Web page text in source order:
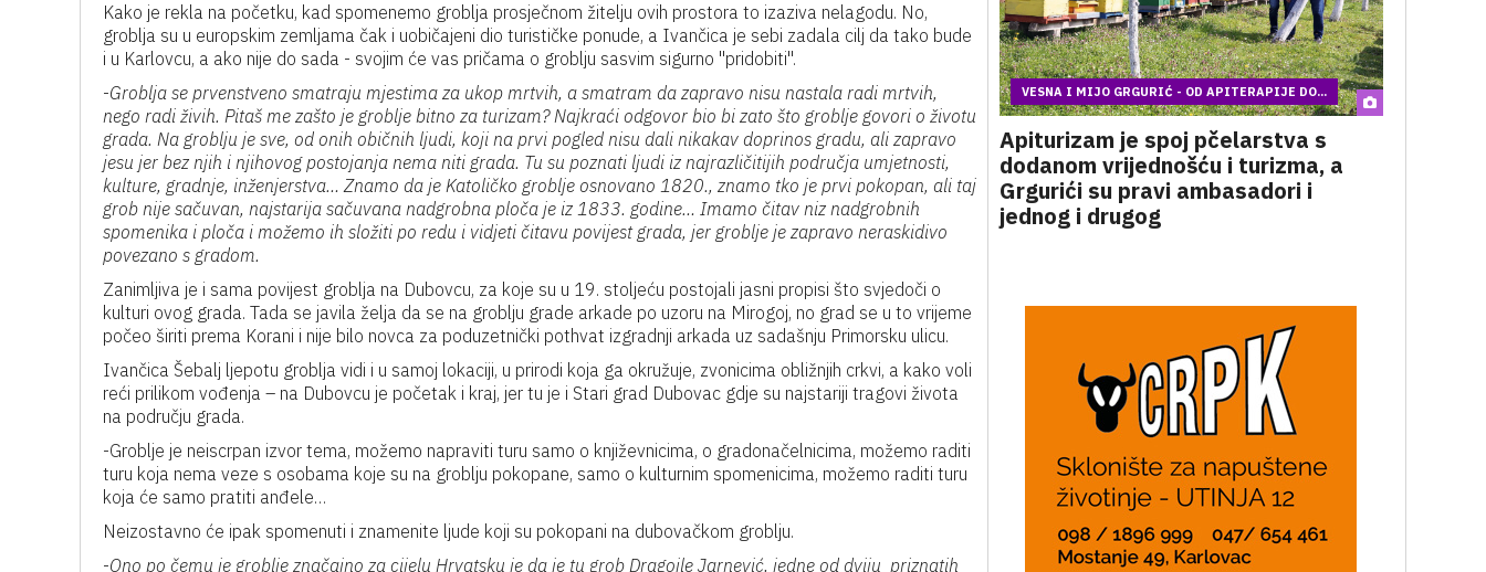
Kako je rekla na početku, kad spomenemo groblja prosječnom žitelju ovih prostora to izaziva nelagodu. No,
groblja su u europskim zemljama čak i uobičajeni dio turističke ponude, a Ivančica je sebi zadala cilj da tako bude
i u Karlovcu, a ako nije do sada - svojim će vas pričama o groblju sasvim sigurno ''pridobiti''.
-Groblja se prvenstveno smatraju mjestima za ukop mrtvih, a smatram da zapravo nisu nastala radi mrtvih,
nego radi živih. Pitaš me zašto je groblje bitno za turizam? Najkraći odgovor bio bi zato što groblje govori o životu
grada. Na groblju je sve, od onih običnih ljudi, koji na prvi pogled nisu dali nikakav doprinos gradu, ali zapravo
jesu jer bez njih i njihovog postojanja nema niti grada. Tu su poznati ljudi iz najrazličitijih područja umjetnosti,
kulture, gradnje, inženjerstva… Znamo da je Katoličko groblje osnovano 1820., znamo tko je prvi pokopan, ali taj
grob nije sačuvan, najstarija sačuvana nadgrobna ploča je iz 1833. godine… Imamo čitav niz nadgrobnih
spomenika i ploča i možemo ih složiti po redu i vidjeti čitavu povijest grada, jer groblje je zapravo neraskidivo
povezano s gradom.
Zanimljiva je i sama povijest groblja na Dubovcu, za koje su u 19. stoljeću postojali jasni propisi što svjedoči o
kulturi ovog grada. Tada se javila želja da se na groblju grade arkade po uzoru na Mirogoj, no grad se u to vrijeme
počeo širiti prema Korani i nije bilo novca za poduzetnički pothvat izgradnji arkada uz sadašnju Primorsku ulicu.
Ivančica Šebalj ljepotu groblja vidi i u samoj lokaciji, u prirodi koja ga okružuje, zvonicima obližnjih crkvi, a kako voli
reći prilikom vođenja – na Dubovcu je početak i kraj, jer tu je i Stari grad Dubovac gdje su najstariji tragovi života
na području grada.
-Groblje je neiscrpan izvor tema, možemo napraviti turu samo o književnicima, o gradonačelnicima, možemo raditi
turu koja nema veze s osobama koje su na groblju pokopane, samo o kulturnim spomenicima, možemo raditi turu
koja će samo pratiti anđele…
Neizostavno će ipak spomenuti i znamenite ljude koji su pokopani na dubovačkom groblju.
-Ono po čemu je groblje značajno za cijelu Hrvatsku je da je tu grob Dragojle Jarnević, jedne od dviju priznatih
VESNA I MIJO GRGURIĆ - OD APITERAPIJE DO...
Apiturizam je spoj pčelarstva s
dodanom vrijednošću i turizma, a
Grgurići su pravi ambasadori i
jednog i drugog